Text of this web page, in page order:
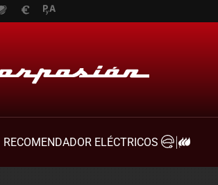
RECOMENDADOR ELÉCTRICOS